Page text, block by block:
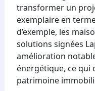
transformer un
exemplaire en
d’exemple, les
solutions signées
amélioration
énergétique, ce qui
patrimoine